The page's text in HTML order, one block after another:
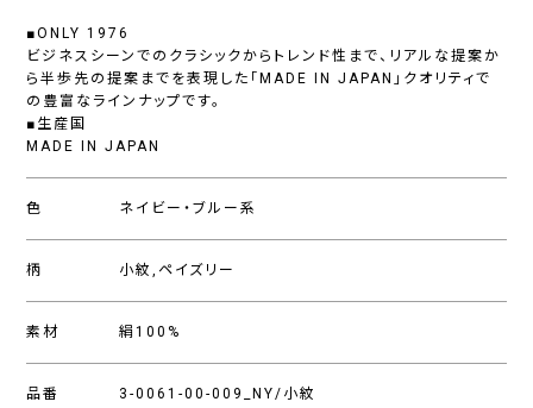
■ONLY 1976
ビジネスシーンでのクラシックからトレンド性まで、リアルな提案か
ら半歩先の提案までを表現した「MADE IN JAPAN」クオリティで
の豊富なラインナップです。
■生産国
MADE IN JAPAN
色 ネイビー・ブルー系
柄 小紋,ペイズリー
素材 絹100%
品番 3-0061-00-009_NY/小紋